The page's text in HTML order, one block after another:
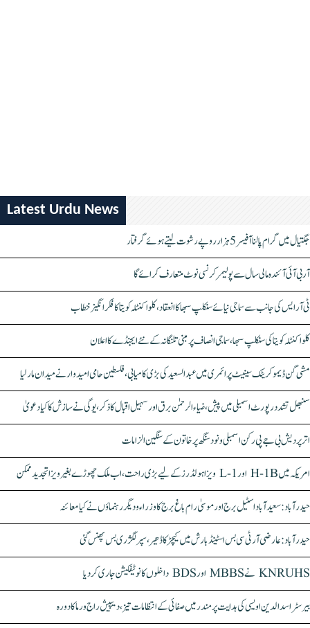
Latest Urdu News
جگتیال میں گرام پالنا آفیسر 5 ہزار روپے رشوت لیتے ہوئے گرفتار
آر بی آئی آئندہ مالی سال سے پولیمر کرنسی نوٹ متعارف کرائے گا
ٹی آر ایس کی جانب سے سماجی نیائے سنکلپ سبھا کا انعقاد، کلواکنٹلہ کویتا کا فکر انگیز خطاب
کلواکنٹلہ کویتا کی سنکلپ سبھا، سماجی انصاف پر مبنی تلنگانہ کے نئے ایجنڈے کا اعلان
مشی گن ڈیموکریٹک سینیٹ پرائمری میں عبدالسعید کی بڑی کامیابی، فلسطین حامی امیدوار نے میدان مار لیا
سنبھل تشدد رپورٹ اسمبلی میں پیش، ضیاء الرحمٰن برق اور سہیل اقبال کا ذکر، یوگی نے سازش کا کیا دعویٰ
اتر پردیش بی جے پی رکن اسمبلی ونود سنگھ پر خاتون کے سنگین الزامات
امریکہ میں H-1B اور L-1 ویزا ہولڈرز کے لیے بڑی راحت، اب ملک چھوڑے بغیر ویزا تجدید ممکن
حیدرآباد: سعیدآباد اسٹیل برج اور موسیٰ رام باغ برج کا وزراء و دیگر رہنماؤں نے کیا معائنہ
حیدرآباد: عارضی آر ٹی سی بس اسٹینڈ بارش میں کیچڑ کا ڈھیر، سپر لگژری بس پھنس گئی
KNRUHS نے MBBS اور BDS داخلوں کا نوٹیفکیشن جاری کر دیا
بیرسٹر اسدالدین اویسی کی ہدایت پر مندر میں صفائی کے انتظامات تیز، دیپیش راج ورما کا دورہ